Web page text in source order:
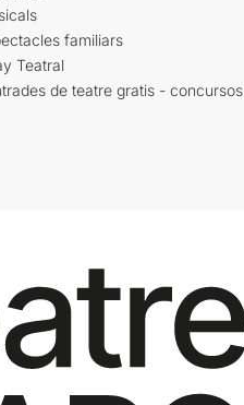
familiars
Teatral
de teatre gratis - concursos